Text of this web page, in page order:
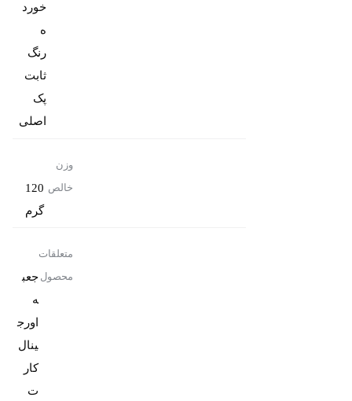
خورد
رنگ
پک
اصلی
وزن
خالص 120
گرم
متعلقات
محصول جعب
ه
اورج
کار
ت